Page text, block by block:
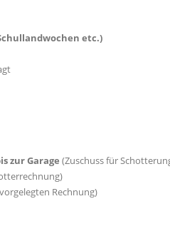
etc.)
zur Garage (Zuschuss für
Rechnung)